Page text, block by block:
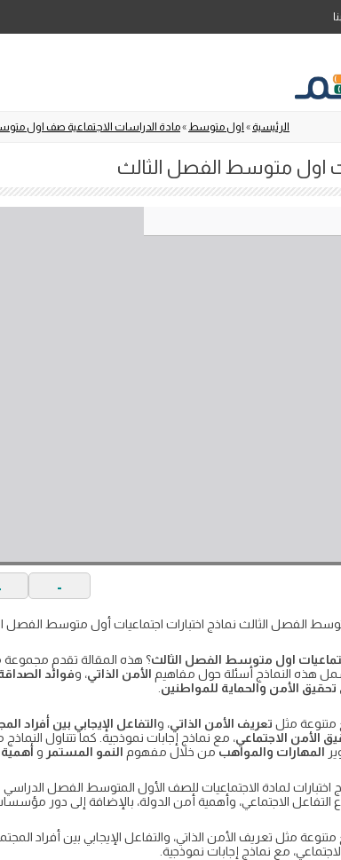
الرئيسية » اول متوسط »مادة الدراسات الاجتماعية صف اول متوسط
اول متوسط الفصل الثالث
-
الفصل الثالث نماذج اختبارات اجتماعيات أول متوسط الفصل
اول متوسط الفصل الثالث؟ هذه المقالة تقدم
هذه النماذج أسئلة حول مفاهيم الأمن الذاتي، وفوائد الصداقة
الأمن والحماية للمواطنين.
متنوعة مثل تعريف الأمن الذاتي، والتفاعل الإيجابي بين أفراد
، مع نماذج إجابات نموذجية. كما تتناول
المهارات والمواهب من خلال مفهوم النمو المستمر و أهمية
التفاعل الاجتماعي، وأهمية أمن الدولة، بالإضافة إلى دور
مثل تعريف الأمن الذاتي، والتفاعل الإيجابي بين أفراد